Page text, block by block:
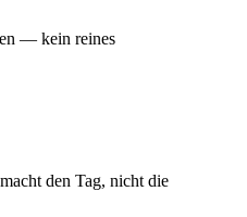
— kein reines
den Tag, nicht die